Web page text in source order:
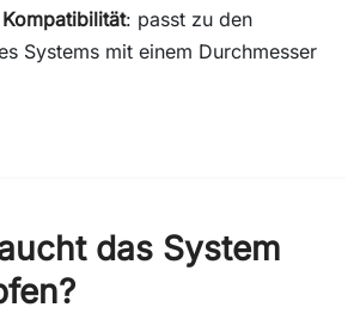
: passt zu den
Systems mit einem Durchmesser
das System